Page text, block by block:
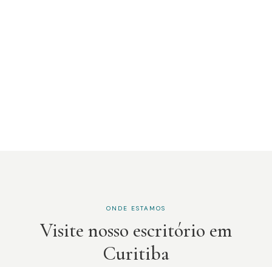
ONDE ESTAMOS
Visite nosso escritório em
Curitiba